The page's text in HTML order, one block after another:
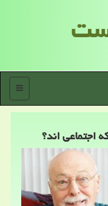
منو
اجتماعی اند؟